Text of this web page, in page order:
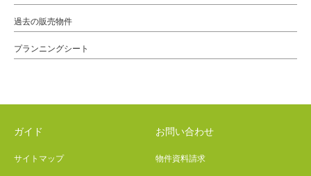
過去の販売物件
プランニングシート
ガイド
サイトマップ
お問い合わせ
物件資料請求